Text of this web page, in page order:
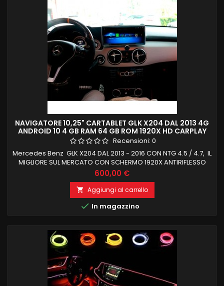
NAVIGATORE 10,25" CARTABLET GLK X204 DAL 2013 4G
ANDROID 10 4 GB RAM 64 GB ROM 1920X HD CARPLAY
Recensioni: 0
Mercedes Benz GLK X204 DAL 2013 - 2016 CON NTG 4.5 / 4.7, IL
MIGLIORE SUL MERCATO CON SCHERMO 1920X ANTIRIFLESSO
BLURAY E CARPLAY INTEGRATO RECUPERO TOTALE FUNZIONI DI
BORDO ANDROID 10 OCTACORE 4 GB RAM 64 GB ROM,
MANTENIMENTO FUNZIONI DI BORDO (TUTTE LE FUNZIONI
ORIGINALI WIFI INTEGRATO E FUNZIONE MIRRORING CARPLAY E
ANDROID AUTO INTEGRATI NESSUNA...
Prezzo
600,00 €
 Aggiungi al carrello
 In magazzino